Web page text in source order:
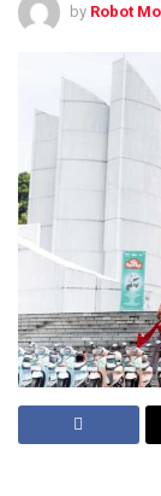
by Robot